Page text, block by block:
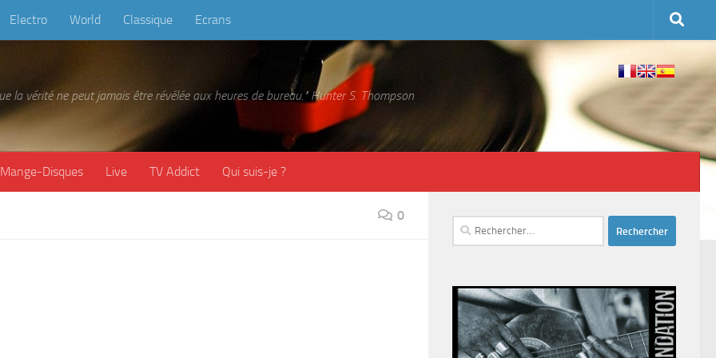
Electro World Classique Ecrans
la vérité ne peut jamais être révélée aux heures de bureau." Hunter S. Thompson
Mange-Disques Live TV Addict Qui suis-je ?
0
Rechercher :